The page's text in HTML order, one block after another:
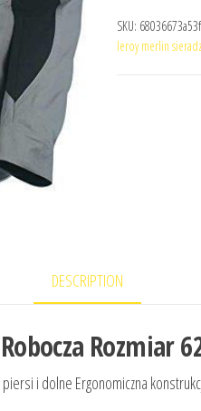
SKU: 68036673a53f
leroy merlin sieradz
DESCRIPTION
Rozmiar
i dolne Ergonomiczna